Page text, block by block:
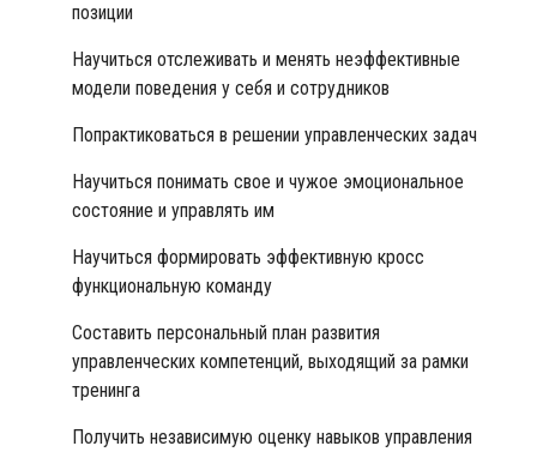
позиции
Научиться отслеживать и менять неэффективные
модели поведения у себя и сотрудников
Попрактиковаться в решении управленческих задач
Научиться понимать свое и чужое эмоциональное
состояние и управлять им
Научиться формировать эффективную кросс
функциональную команду
Составить персональный план развития
управленческих компетенций, выходящий за рамки
тренинга
Получить независимую оценку навыков управления